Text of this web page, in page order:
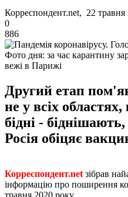
Корреспондент.net, 22 травня
0
886
Фото дня: за час карантину
вежі в Парижі
Другий етап
не у всіх
бідні -
Росія обіцяє
Корреспондент.net зібрав
інформацію про поширення
травня 2020 року.